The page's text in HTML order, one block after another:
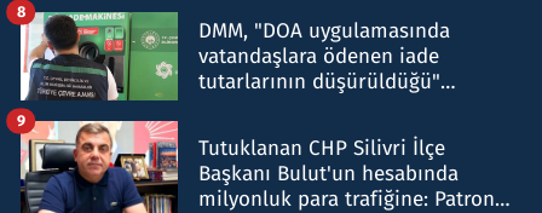
DMM, "DOA uygulamasında
vatandaşlara ödenen iade
tutarlarının düşürüldüğü"
8
Tutuklanan CHP Silivri İlçe
Başkanı Bulut'un hesabında
milyonluk para trafiğine: Patron
9